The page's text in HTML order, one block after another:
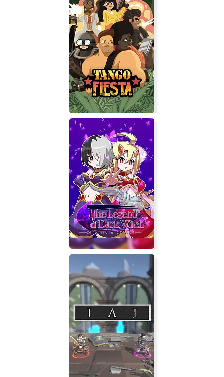
Dead Space
Tango Fiesta
The Legend of Dark Witch